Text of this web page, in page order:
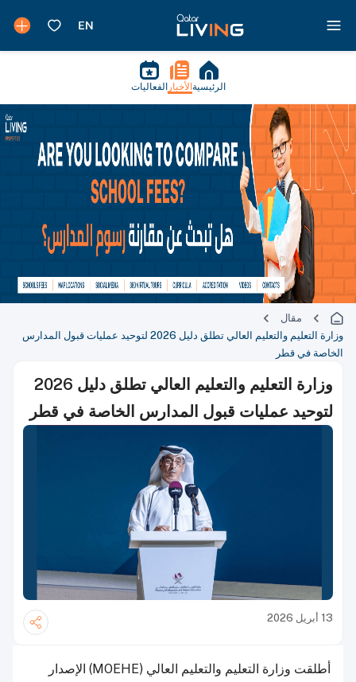
الرئيسية الأخبار الفعاليات
مقال
وزارة التعليم والتعليم العالي تطلق دليل 2026 لتوحيد عمليات قبول المدارس
الخاصة في قطر
وزارة التعليم والتعليم العالي تطلق دليل 2026
لتوحيد عمليات قبول المدارس الخاصة في قطر
13 أبريل 2026
أطلقت وزارة التعليم والتعليم العالي (MOEHE) الإصدار